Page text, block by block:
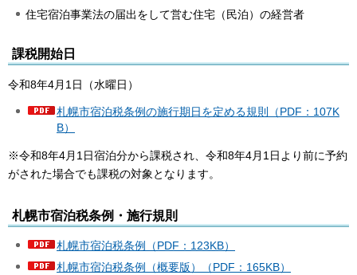
住宅宿泊事業法の届出をして営む住宅（民泊）の経営者
課税開始日
令和8年4月1日（水曜日）
札幌市宿泊税条例の施行期日を定める規則（PDF：107K
B）
※令和8年4月1日宿泊分から課税され、令和8年4月1日より前に予約
がされた場合でも課税の対象となります。
札幌市宿泊税条例・施行規則
札幌市宿泊税条例（PDF：123KB）
札幌市宿泊税条例（概要版）（PDF：165KB）